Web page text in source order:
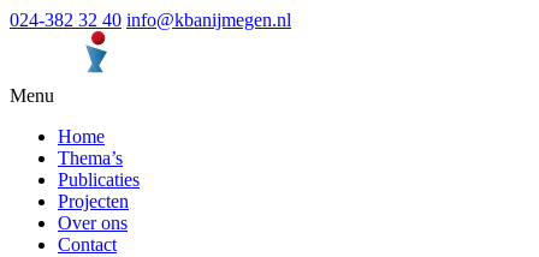
024-382 32 40 info@kbanijmegen.nl
Menu
Home
Thema’s
Publicaties
Projecten
Over ons
Contact